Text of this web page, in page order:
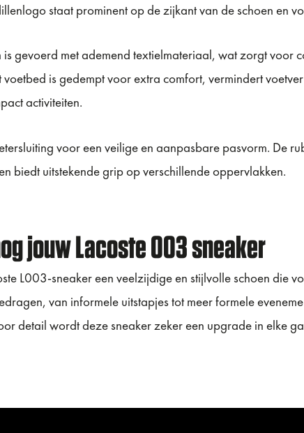
staat prominent op de zijkant van de schoen en
gevoerd met ademend textielmateriaal, wat zorgt voor
is gedempt voor extra comfort, vermindert
activiteiten.
voor een veilige en aanpasbare pasvorm. De
biedt uitstekende grip op verschillende oppervlakken.
jouw Lacoste 003 sneaker
L003-sneaker een veelzijdige en stijlvolle schoen die
van informele uitstapjes tot meer formele
detail wordt deze sneaker zeker een upgrade in elke